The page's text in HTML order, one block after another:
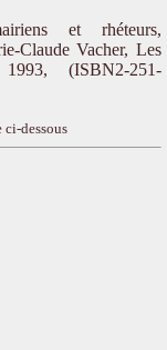
et rhéteurs,
Claude Vacher, Les
(ISBN2-251-
dessous